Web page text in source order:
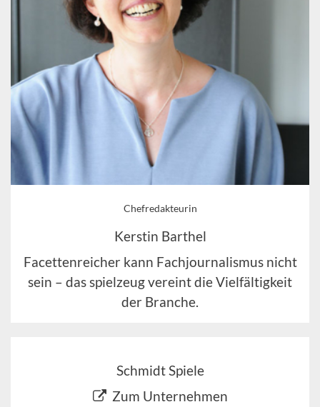
Chefredakteurin
Kerstin Barthel
Facettenreicher kann Fachjournalismus nicht
sein – das spielzeug vereint die Vielfältigkeit
der Branche.
Schmidt Spiele
Zum Unternehmen